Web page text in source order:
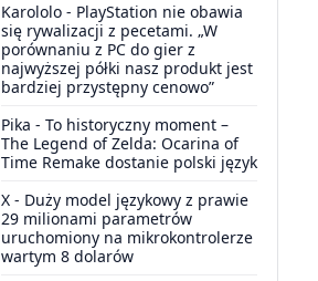
Karololo - PlayStation nie obawia
się rywalizacji z pecetami. „W
porównaniu z PC do gier z
najwyższej półki nasz produkt jest
bardziej przystępny cenowo”
Pika - To historyczny moment –
The Legend of Zelda: Ocarina of
Time Remake dostanie polski język
X - Duży model językowy z prawie
29 milionami parametrów
uruchomiony na mikrokontrolerze
wartym 8 dolarów